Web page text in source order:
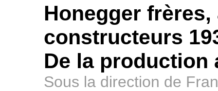
Honegger
constructeurs
De la production
Sous la direction de